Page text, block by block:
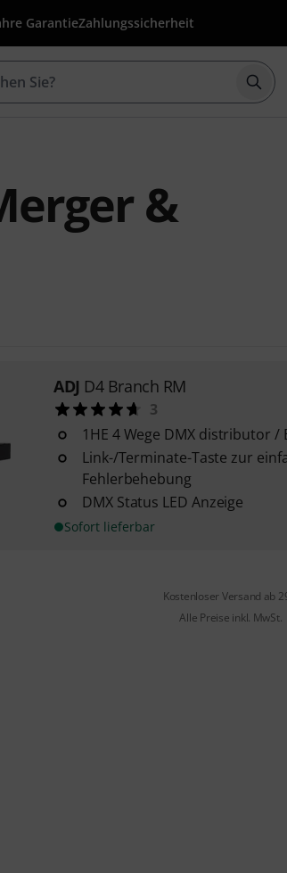
GarantieZahlungssicherheit
&
ADJ D4 Branch RM
3
1HE 4 Wege DMX distributor /
Link-/Terminate-Taste zur
Fehlerbehebung
DMX Status LED Anzeige
Sofort lieferbar
Kostenloser Versand ab
Alle Preise inkl. MwSt.